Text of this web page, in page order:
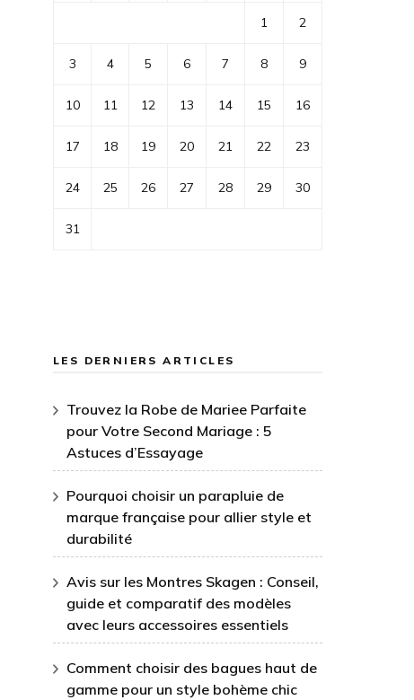
1 2
3 4 5 6 7 8 9
10 11 12 13 14 15 16
17 18 19 20 21 22 23
24 25 26 27 28 29 30
31
LES DERNIERS ARTICLES
Trouvez la Robe de Mariee Parfaite
pour Votre Second Mariage : 5
Astuces d’Essayage
Pourquoi choisir un parapluie de
marque française pour allier style et
durabilité
Avis sur les Montres Skagen : Conseil,
guide et comparatif des modèles
avec leurs accessoires essentiels
Comment choisir des bagues haut de
gamme pour un style bohème chic